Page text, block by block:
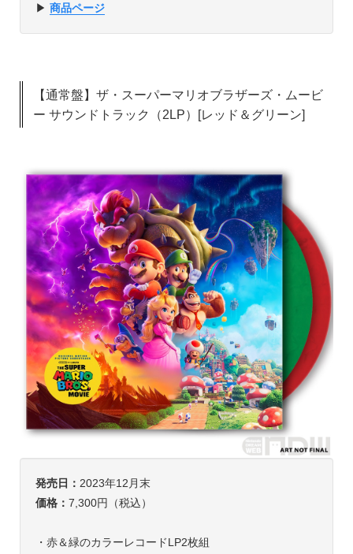
▶︎ 商品ページ
【通常盤】ザ・スーパーマリオブラザーズ・ムービ
ー サウンドトラック（2LP）[レッド＆グリーン]
発売日： 2023年12月末
価格： 7,300円（税込）
・赤＆緑のカラーレコードLP2枚組